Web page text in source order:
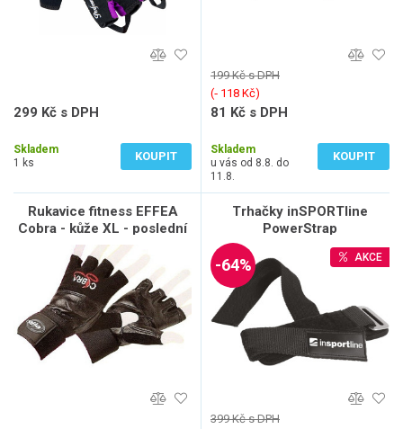
299 Kč s DPH
Skladem
1 ks
KOUPIT
199 Kč s DPH
(‐ 118 Kč)
81 Kč s DPH
Skladem
u vás od 8.8. do
11.8.
KOUPIT
Rukavice fitness EFFEA
Cobra - kůže XL - poslední
páry skladem (černá)
Trhačky inSPORTline
PowerStrap
AKCE
-64%
399 Kč s DPH